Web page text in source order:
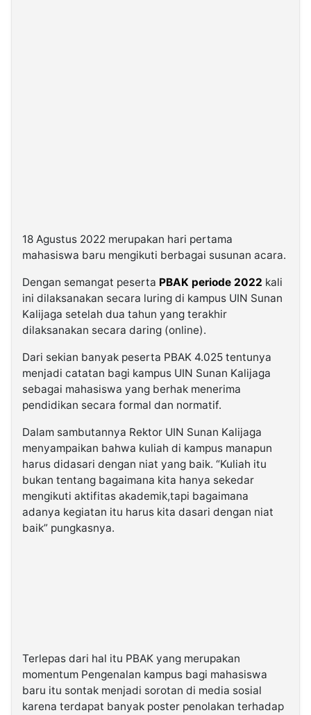
18 Agustus 2022 merupakan hari pertama
mahasiswa baru mengikuti berbagai susunan acara.
Dengan semangat peserta PBAK periode 2022 kali
ini dilaksanakan secara luring di kampus UIN Sunan
Kalijaga setelah dua tahun yang terakhir
dilaksanakan secara daring (online).
Dari sekian banyak peserta PBAK 4.025 tentunya
menjadi catatan bagi kampus UIN Sunan Kalijaga
sebagai mahasiswa yang berhak menerima
pendidikan secara formal dan normatif.
Dalam sambutannya Rektor UIN Sunan Kalijaga
menyampaikan bahwa kuliah di kampus manapun
harus didasari dengan niat yang baik. “Kuliah itu
bukan tentang bagaimana kita hanya sekedar
mengikuti aktifitas akademik,tapi bagaimana
adanya kegiatan itu harus kita dasari dengan niat
baik” pungkasnya.
Terlepas dari hal itu PBAK yang merupakan
momentum Pengenalan kampus bagi mahasiswa
baru itu sontak menjadi sorotan di media sosial
karena terdapat banyak poster penolakan terhadap